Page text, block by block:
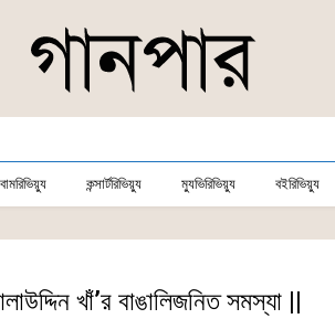
কন্সার্টরিভিয়্যু ম্যুভিরিভিয়্যু বইরিভিয়্যু
খাঁ’র বাঙালিজনিত সমস্যা ||